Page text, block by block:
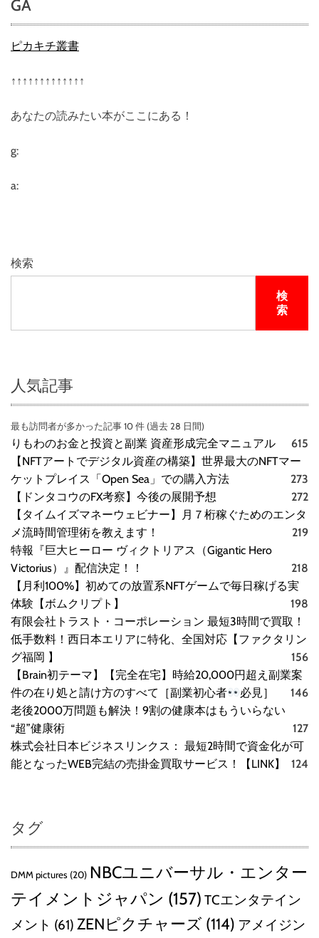
GA
ピカキチ叢書
↑↑↑↑↑↑↑↑↑↑↑↑↑
あなたの読みたい本がここにある！
g:
a:
検索
検
索
人気記事
最も訪問者が多かった記事 10 件 (過去 28 日間)
りもわのお金と投資と副業 資産形成完全マニュアル
615
【NFTアートでデジタル資産の構築】世界最大のNFTマー
ケットプレイス「Open Sea」での購入方法
273
【ドンタコウのFX考察】今後の展開予想
272
【タイムイズマネーウェビナー】月７桁稼ぐためのエンタ
メ流時間管理術を教えます！
219
特報『巨大ヒーロー ヴィクトリアス（Gigantic Hero
Victorius）』配信決定！！
218
【月利100%】初めての放置系NFTゲームで毎日稼げる実
体験【ボムクリプト】
198
有限会社トラスト・コーポレーション 最短3時間で買取！
低手数料！西日本エリアに特化、全国対応【ファクタリン
グ福岡 】
156
【Brain初テーマ】【完全在宅】時給20,000円超え副業案
件の在り処と請け方のすべて［副業初心者
必見］
146
老後2000万問題も解決！9割の健康本はもういらない
“超”健康術
127
株式会社日本ビジネスリンクス： 最短2時間で資金化が可
能となったWEB完結の売掛金買取サービス！【LINK】
124
タグ
DMM pictures (20) NBCユニバーサル・エンター
テイメントジャパン (157) TCエンタテイン
メント (61) ZENピクチャーズ (114) アメイジン